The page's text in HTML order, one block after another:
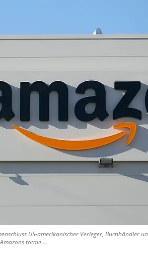
US-amerikanischer Verleger, Buchhändler
totale ...